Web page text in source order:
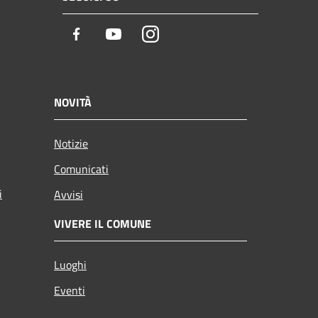
Facebook YoutubeInstagram
NOVITÀ
Notizie
Comunicati
Avvisi
VIVERE IL COMUNE
Luoghi
Eventi